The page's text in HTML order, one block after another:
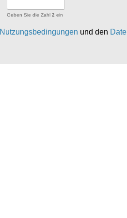
Geben Sie die Zahl 2 ein
Nutzungsbedingungen und den